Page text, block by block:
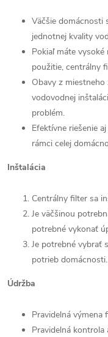
Väčšie domácnosti
jednotnej kvality
Pokiaľ máte
použitie, centrálny
Obavy z miestneho
vodovodnej
problém.
Efektívne riešenie
rámci celej
Inštalácia
Centrálny filter sa
Je väčšinou
potrebné vykonať
Je potrebné vybrať
potrieb domácnosti.
Údržba
Pravidelná výmena
Pravidelná